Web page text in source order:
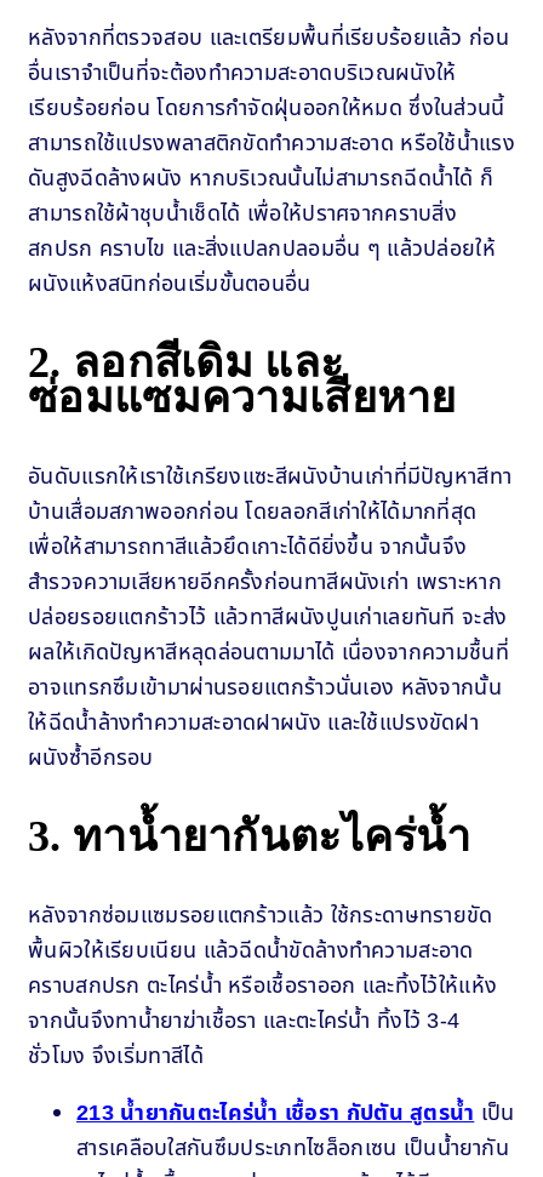
หลังจากที่ตรวจสอบ และเตรียมพื้นที่เรียบร้อยแล้ว ก่อน
อื่นเราจำเป็นที่จะต้องทำความสะอาดบริเวณผนังให้
เรียบร้อยก่อน โดยการกำจัดฝุ่นออกให้หมด ซึ่งในส่วนนี้
สามารถใช้แปรงพลาสติกขัดทำความสะอาด หรือใช้น้ำแรง
ดันสูงฉีดล้างผนัง หากบริเวณนั้นไม่สามารถฉีดน้ำได้ ก็
สามารถใช้ผ้าชุบน้ำเช็ดได้ เพื่อให้ปราศจากคราบสิ่ง
สกปรก คราบไข และสิ่งแปลกปลอมอื่น ๆ แล้วปล่อยให้
ผนังแห้งสนิทก่อนเริ่มขั้นตอนอื่น
2. ลอกสีเดิม และ
ซ่อมแซมความเสียหาย
อันดับแรกให้เราใช้เกรียงแซะสีผนังบ้านเก่าที่มีปัญหาสีทา
บ้านเสื่อมสภาพออกก่อน โดยลอกสีเก่าให้ได้มากที่สุด
เพื่อให้สามารถทาสีแล้วยึดเกาะได้ดียิ่งขึ้น จากนั้นจึง
สำรวจความเสียหายอีกครั้งก่อนทาสีผนังเก่า เพราะหาก
ปล่อยรอยแตกร้าวไว้ แล้วทาสีผนังปูนเก่าเลยทันที จะส่ง
ผลให้เกิดปัญหาสีหลุดล่อนตามมาได้ เนื่องจากความชื้นที่
อาจแทรกซึมเข้ามาผ่านรอยแตกร้าวนั่นเอง หลังจากนั้น
ให้ฉีดน้ำล้างทำความสะอาดฝาผนัง และใช้แปรงขัดฝา
ผนังซ้ำอีกรอบ
3. ทาน้ำยากันตะไคร่น้ำ
หลังจากซ่อมแซมรอยแตกร้าวแล้ว ใช้กระดาษทรายขัด
พื้นผิวให้เรียบเนียน แล้วฉีดน้ำขัดล้างทำความสะอาด
คราบสกปรก ตะไคร่น้ำ หรือเชื้อราออก และทิ้งไว้ให้แห้ง
จากนั้นจึงทาน้ำยาฆ่าเชื้อรา และตะไคร่น้ำ ทิ้งไว้ 3-4
ชั่วโมง จึงเริ่มทาสีได้
213 น้ำยากันตะไคร่น้ำ เชื้อรา กัปตัน สูตรน้ำ เป็น
สารเคลือบใสกันซึมประเภทไซล็อกเซน เป็นน้ำยากัน